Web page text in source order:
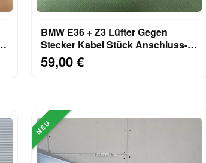
BMW E36 + Z3 Lüfter Gegen
Stecker Kabel Stück Anschluss-
Stecker 3 Polig 1378412
59,00 €
NEU